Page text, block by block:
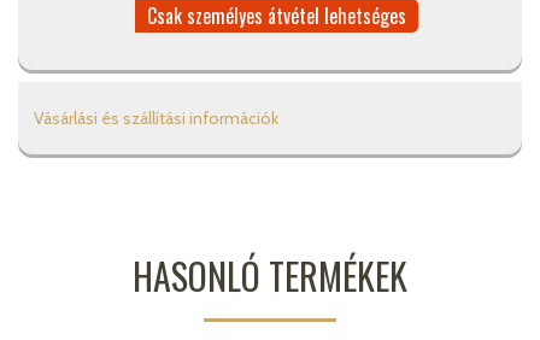
Csak személyes átvétel lehetséges
Vásárlási és szállítási információk
HASONLÓ TERMÉKEK